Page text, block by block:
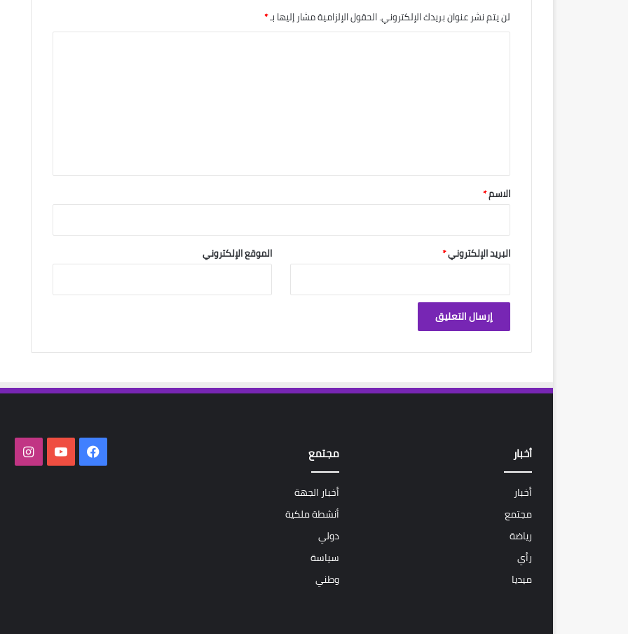
لن يتم نشر عنوان بريدك الإلكتروني.الحقول الإلزامية مشار إليها بـ*
*
الاسم*
البريد الإلكتروني* الموقع الإلكتروني
أخبار
أخبار
مجتمع
رياضة
رأي
ميديا
مجتمع
أخبار الجهة
أنشطة ملكية
دولي
سياسة
وطني
فيسبوك‫YouTube